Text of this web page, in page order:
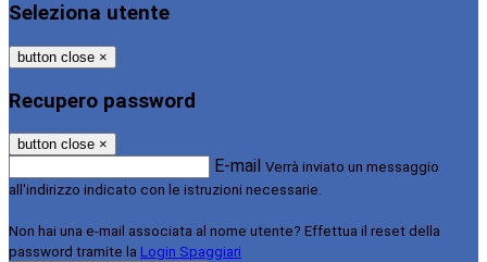
Seleziona utente
button close ×
Recupero password
button close ×
E-mail Verrà inviato un messaggio
all'indirizzo indicato con le istruzioni necessarie.
Non hai una e-mail associata al nome utente? Effettua il reset della
password tramite la Login Spaggiari